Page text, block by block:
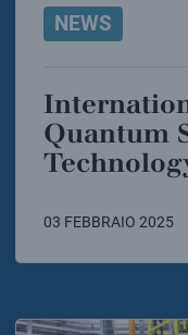
NEWS
International Year of
Quantum
03 FEBBRAIO 2025